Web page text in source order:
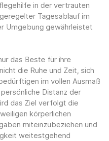
in der vertrauten
Tagesablauf im
Umgebung gewährleistet
das Beste für ihre
die Ruhe und Zeit, sich
im vollen Ausmaß
Distanz der
das Ziel verfolgt die
körperlichen
miteinzubeziehen und
weitestgehend